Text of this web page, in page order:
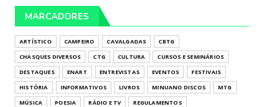
MARCADORES
ARTÍSTICO CAMPEIRO CAVALGADAS
CBTG
CHASQUES DIVERSOS
CTG CULTURA
CURSOS E SEMINÁRIOS
DESTAQUES
ENART ENTREVISTAS EVENTOS
FESTIVAIS
HISTÓRIA
INFORMATIVOS LIVROS MINUANO DISCOS
MTG
MÚSICA
POESIA RÁDIO E TV
REGULAMENTOS